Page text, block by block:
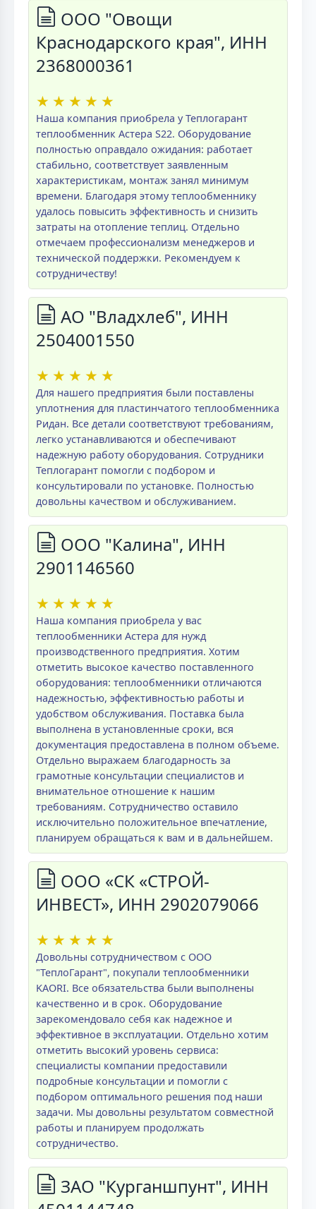
ООО "Овощи
Краснодарского края", ИНН
2368000361
★ ★ ★ ★ ★
Наша компания приобрела у Теплогарант
теплообменник Астера S22. Оборудование
полностью оправдало ожидания: работает
стабильно, соответствует заявленным
характеристикам, монтаж занял минимум
времени. Благодаря этому теплообменнику
удалось повысить эффективность и снизить
затраты на отопление теплиц. Отдельно
отмечаем профессионализм менеджеров и
технической поддержки. Рекомендуем к
сотрудничеству!
АО "Владхлеб", ИНН
2504001550
★ ★ ★ ★ ★
Для нашего предприятия были поставлены
уплотнения для пластинчатого теплообменника
Ридан. Все детали соответствуют требованиям,
легко устанавливаются и обеспечивают
надежную работу оборудования. Сотрудники
Теплогарант помогли с подбором и
консультировали по установке. Полностью
довольны качеством и обслуживанием.
ООО "Калина", ИНН
2901146560
★ ★ ★ ★ ★
Наша компания приобрела у вас
теплообменники Астера для нужд
производственного предприятия. Хотим
отметить высокое качество поставленного
оборудования: теплообменники отличаются
надежностью, эффективностью работы и
удобством обслуживания. Поставка была
выполнена в установленные сроки, вся
документация предоставлена в полном объеме.
Отдельно выражаем благодарность за
грамотные консультации специалистов и
внимательное отношение к нашим
требованиям. Сотрудничество оставило
исключительно положительное впечатление,
планируем обращаться к вам и в дальнейшем.
ООО «СК «СТРОЙ-
ИНВЕСТ», ИНН 2902079066
★ ★ ★ ★ ★
Довольны сотрудничеством с ООО
"ТеплоГарант", покупали теплообменники
KAORI. Все обязательства были выполнены
качественно и в срок. Оборудование
зарекомендовало себя как надежное и
эффективное в эксплуатации. Отдельно хотим
отметить высокий уровень сервиса:
специалисты компании предоставили
подробные консультации и помогли с
подбором оптимального решения под наши
задачи. Мы довольны результатом совместной
работы и планируем продолжать
сотрудничество.
ЗАО "Курганшпунт", ИНН